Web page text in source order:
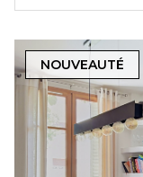
NOUVEAUTÉ